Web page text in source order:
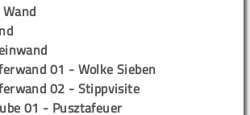
01 - Wolke Sieben
02 - Stippvisite
01 - Pusztafeuer